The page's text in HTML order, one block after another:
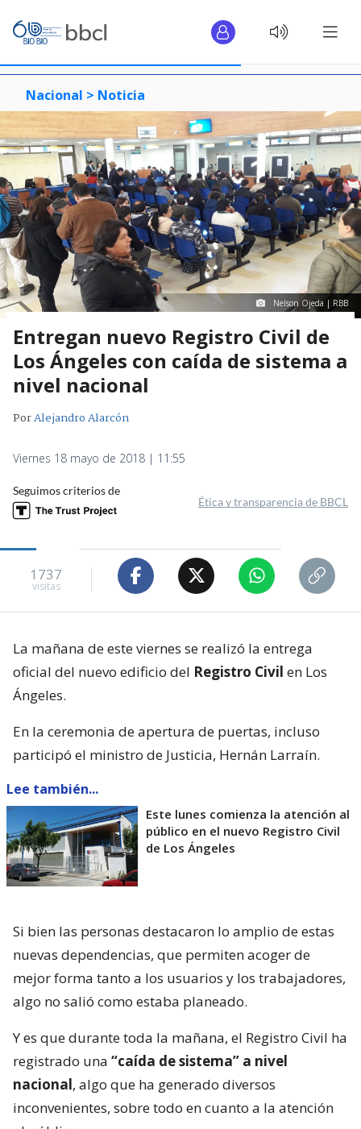
Nacional > Noticia
Nelson Ojeda | RBB
Entregan nuevo Registro Civil de
Los Ángeles con caída de sistema a
nivel nacional
PorAlejandro Alarcón
Viernes 18 mayo de 2018 | 11:55
Seguimos criterios de
Ética y transparencia de BBCL
1737
visitas
La mañana de este viernes se realizó la entrega
oficial del nuevo edificio del Registro Civil en Los
Ángeles.
En la ceremonia de apertura de puertas, incluso
participó el ministro de Justicia, Hernán Larraín.
Lee también...
Este lunes comienza la atención al
público en el nuevo Registro Civil
de Los Ángeles
Si bien las personas destacaron lo amplio de estas
nuevas dependencias, que permiten acoger de
mejor forma tanto a los usuarios y los trabajadores,
algo no salió como estaba planeado.
Y es que durante toda la mañana, el Registro Civil ha
registrado una “caída de sistema” a nivel
nacional, algo que ha generado diversos
inconvenientes, sobre todo en cuanto a la atención